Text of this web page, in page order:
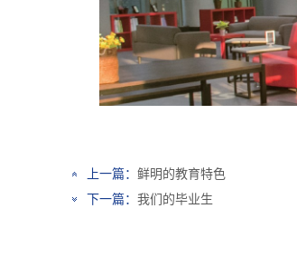
上一篇： 鲜明的教育特色
下一篇： 我们的毕业生